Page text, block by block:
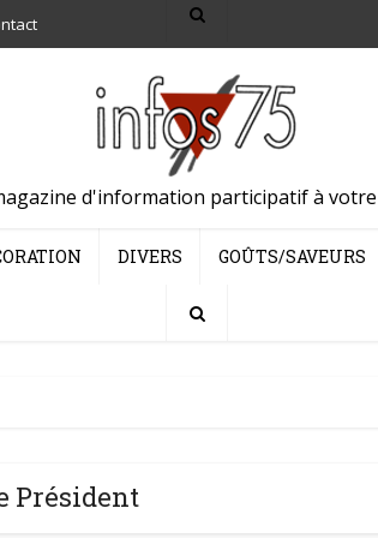
d'information participatif à
DIVERS GOÛTS/SAVEURS
Président